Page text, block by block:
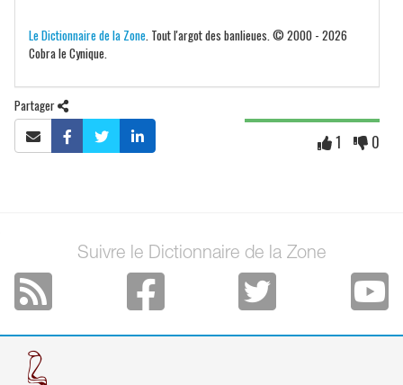
Le Dictionnaire de la Zone . Tout l'argot des banlieues. © 2000 - 2026
Cobra le Cynique.
Partager
1 0
Suivre le Dictionnaire de la Zone